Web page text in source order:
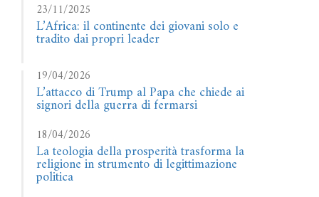
23/11/2025
L’Africa: il continente dei giovani solo e
tradito dai propri leader
19/04/2026
L’attacco di Trump al Papa che chiede ai
signori della guerra di fermarsi
18/04/2026
La teologia della prosperità trasforma la
religione in strumento di legittimazione
politica